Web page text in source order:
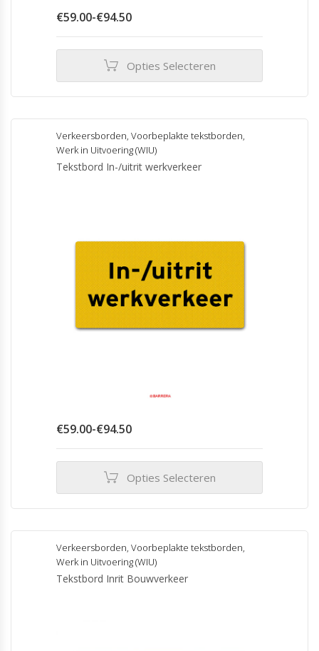
€59.00-€94.50Prijsklasse:
€94.50
Opties Selecteren
heeft
meerdere
variaties.
Deze
optie
productpagina
Verkeersborden, Voorbeplakte tekstborden,
Werk in Uitvoering (WIU)
Tekstbord In-/uitrit werkverkeer
€59.00-€94.50Prijsklasse:
€94.50
Opties Selecteren
heeft
meerdere
variaties.
Deze
optie
Verkeersborden, Voorbeplakte tekstborden,
Werk in Uitvoering (WIU)
Tekstbord Inrit Bouwverkeer